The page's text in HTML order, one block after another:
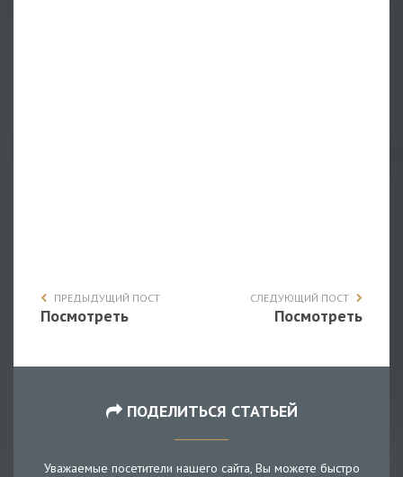
ПРЕДЫДУЩИЙ ПОСТ
Посмотреть
СЛЕДУЮЩИЙ ПОСТ
Посмотреть
ПОДЕЛИТЬСЯ СТАТЬЕЙ
Уважаемые посетители нашего сайта, Вы можете быстро